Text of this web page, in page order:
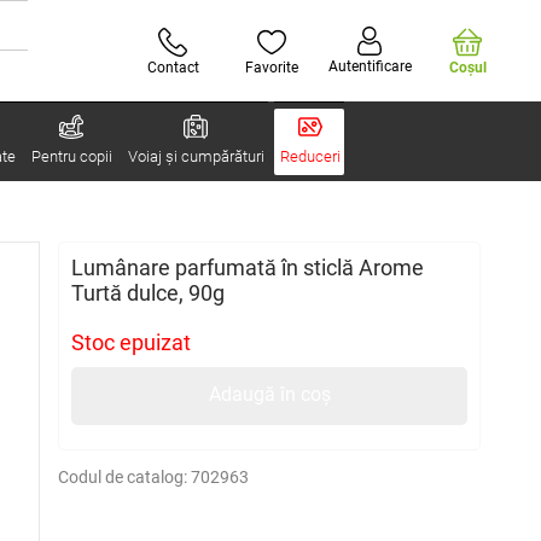
Contact Favorite Autentificare Coşul
Pentru copii Voiaj și cumpărături Reduceri
Lumânare parfumată în sticlă Arome
Turtă dulce, 90g
Stoc epuizat
Codul de catalog:702963